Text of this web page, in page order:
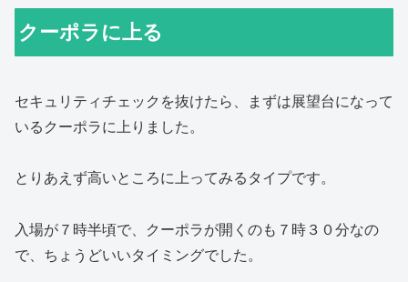
クーポラに上る
セキュリティチェックを抜けたら、まずは展望台になって
いるクーポラに上りました。
とりあえず高いところに上ってみるタイプです。
入場が７時半頃で、クーポラが開くのも７時３０分なの
で、ちょうどいいタイミングでした。